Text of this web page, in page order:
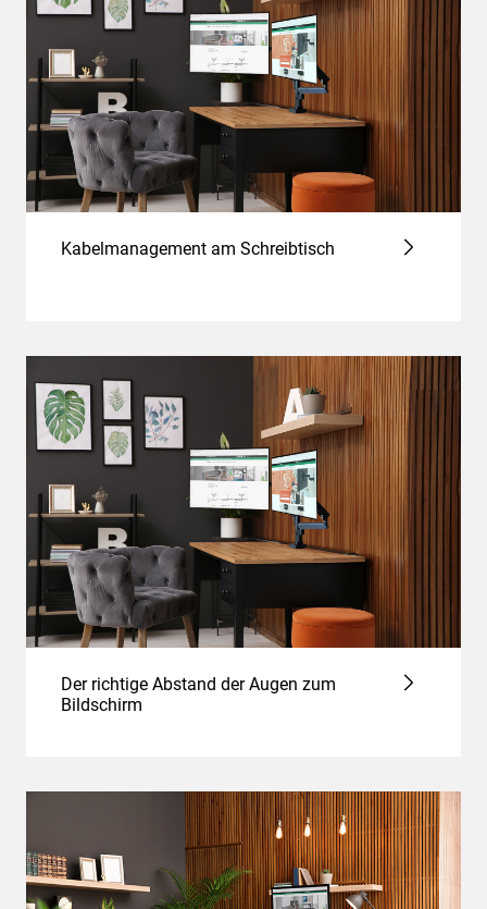
Kabelmanagement am Schreibtisch
Der richtige Abstand der Augen zum
Bildschirm